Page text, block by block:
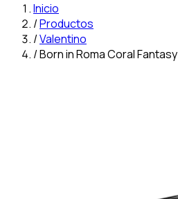
Inicio
/Productos
/Valentino
/Born in Roma Coral Fantasy